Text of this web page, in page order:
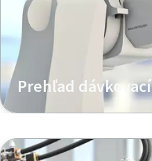
Prehľad
Zistite viac o našich